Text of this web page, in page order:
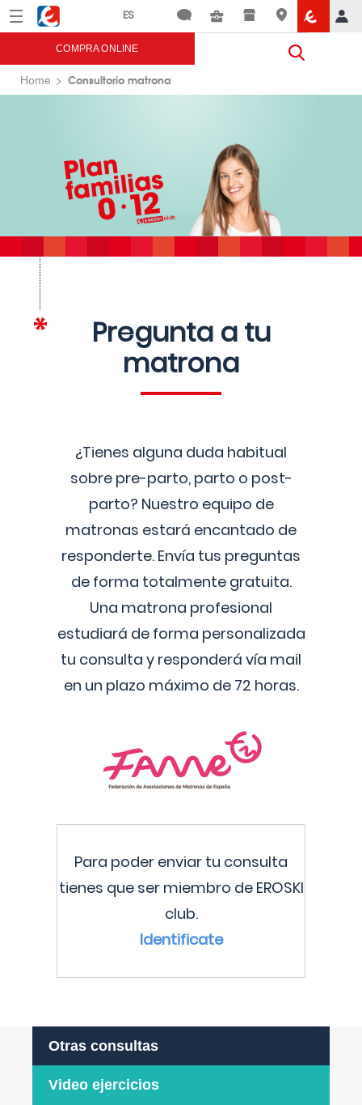
Menú Eroski
COMPRA ONLINE
Home Consultorio matrona
Pregunta a tu
matrona
¿Tienes alguna duda habitual
sobre pre-parto, parto o post-
parto? Nuestro equipo de
matronas estará encantado de
responderte. Envía tus preguntas
de forma totalmente gratuita.
Una matrona profesional
estudiará de forma personalizada
tu consulta y responderá vía mail
en un plazo máximo de 72 horas.
Para poder enviar tu consulta
tienes que ser miembro de EROSKI
club.
Identificate
Otras consultas
Video ejercicios